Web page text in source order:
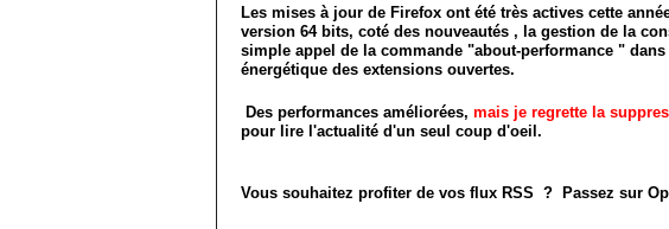
Les mises à jour de Firefox ont été très actives cette
version 64 bits, coté des nouveautés , la gestion de la
simple appel de la commande "about-performance "
énergétique des extensions ouvertes.
Des performances améliorées, mais je regrette la
pour lire l'actualité d'un seul coup d'oeil.
Vous souhaitez profiter de vos flux RSS ? Passez sur